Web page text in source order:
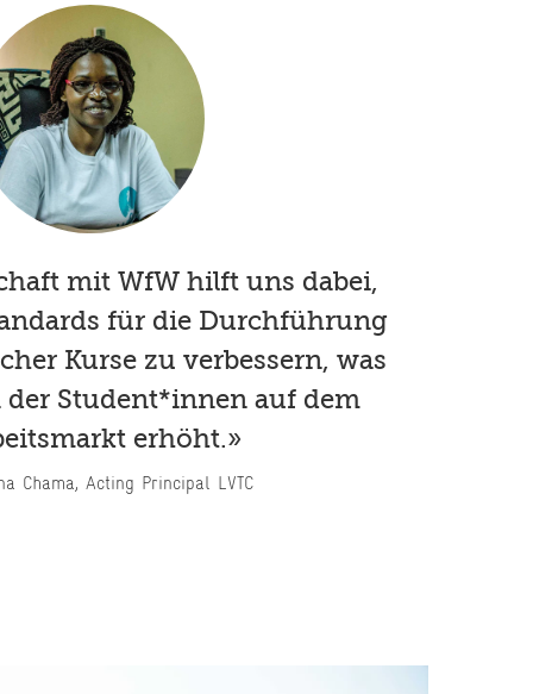
mit WfW hilft uns dabei,
für die Durchführung
Kurse zu verbessern, was
der Student*innen auf dem
erhöht.»
Chama, Acting Principal LVTC